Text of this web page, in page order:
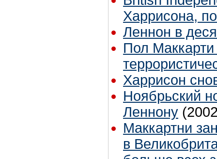
Харрисона,
Леннон в
Пол
Харрисон
Ноябрьский
Леннону
Маккартни
в